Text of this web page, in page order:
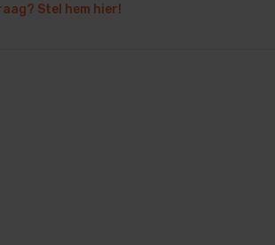
Stel hem hier!